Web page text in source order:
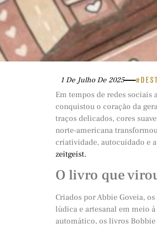
1 De Julho De 2025
Em tempos de redes sociais
conquistou o coração da
traços delicados, cores
norte-americana
criatividade, autocuidado e
zeitgeist.
O livro que
Criados por Abbie Goveia,
lúdica e artesanal em meio
automático, os livros